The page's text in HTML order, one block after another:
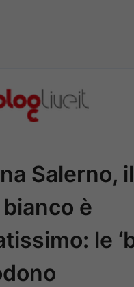
Salerno,
è
le